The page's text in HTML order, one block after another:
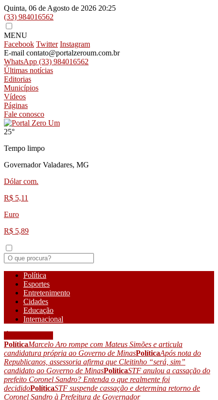
Quinta, 06 de Agosto de 2026 20:25
(33) 984016562
MENU
Facebook Twitter Instagram
E-mail contato@portalzeroum.com.br
WhatsApp (33) 984016562
Últimas notícias
Editorias
Municípios
Vídeos
Páginas
Fale conosco
25°
Tempo limpo
Governador Valadares, MG
Dólar com.
R$ 5,11
Euro
R$ 5,89
Política
Esportes
Entretenimento
Cidades
Educação
Internacional
PolíticaMarcelo Aro rompe com Mateus Simões e articula
candidatura própria ao Governo de MinasPolíticaApós nota do
Republicanos, assessoria afirma que Cleitinho “será, sim”
candidato ao Governo de MinasPolíticaSTF anulou a cassação do
prefeito Coronel Sandro? Entenda o que realmente foi
decididoPolíticaSTF suspende cassação e determina retorno de
Coronel Sandro à Prefeitura de Governador